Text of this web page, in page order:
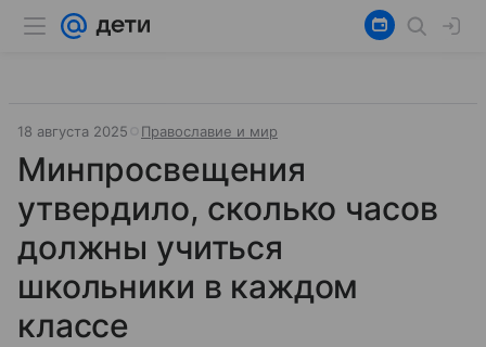
18 августа 2025 Православие и мир
Минпросвещения
утвердило, сколько часов
должны учиться
школьники в каждом
классе